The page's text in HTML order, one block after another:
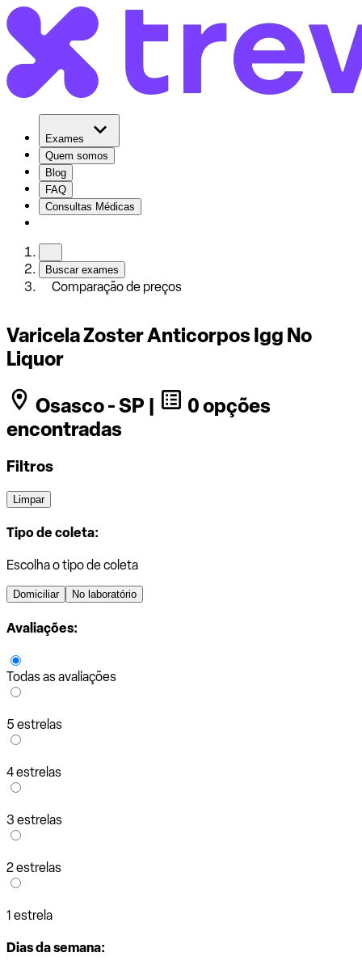
Exames
Quem somos
Blog
FAQ
Consultas Médicas
Buscar exames
Comparação de preços
Varicela Zoster Anticorpos Igg No
Liquor
Osasco - SP |
0 opções
encontradas
Filtros
Limpar
Tipo de coleta:
Escolha o tipo de coleta
Domiciliar No laboratório
Avaliações:
Todas as avaliações
5 estrelas
4 estrelas
3 estrelas
2 estrelas
1 estrela
Dias da semana: